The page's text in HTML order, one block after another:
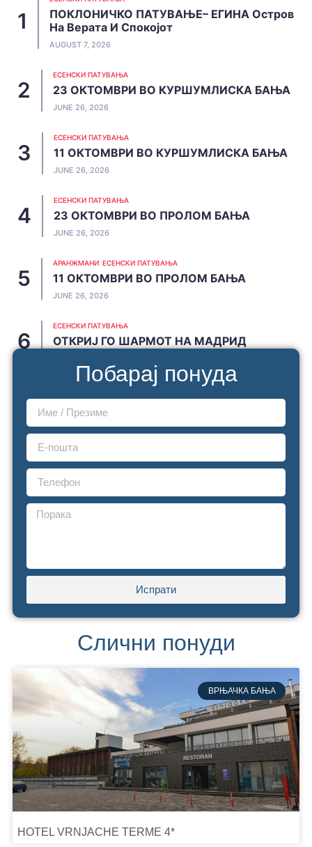
ПОКЛОНИЧКО ПАТУВАЊЕ– ЕГИНА Остров
На Верата И Спокојот
AUGUST 7, 2026
ЕСЕНСКИ ПАТУВАЊА
23 ОКТОМВРИ ВО КУРШУМЛИСКА БАЊА
JUNE 26, 2026
ЕСЕНСКИ ПАТУВАЊА
11 ОКТОМВРИ ВО КУРШУМЛИСКА БАЊА
JUNE 26, 2026
ЕСЕНСКИ ПАТУВАЊА
23 ОКТОМВРИ ВО ПРОЛОМ БАЊА
JUNE 26, 2026
АРАНЖМАНИ ЕСЕНСКИ ПАТУВАЊА
11 ОКТОМВРИ ВО ПРОЛОМ БАЊА
JUNE 26, 2026
ЕСЕНСКИ ПАТУВАЊА
ОТКРИЈ ГО ШАРМОТ НА МАДРИД
Побарај понуда
Испрати
Слични понуди
ВРЊАЧКА БАЊА
HOTEL VRNJACHE TERME 4*